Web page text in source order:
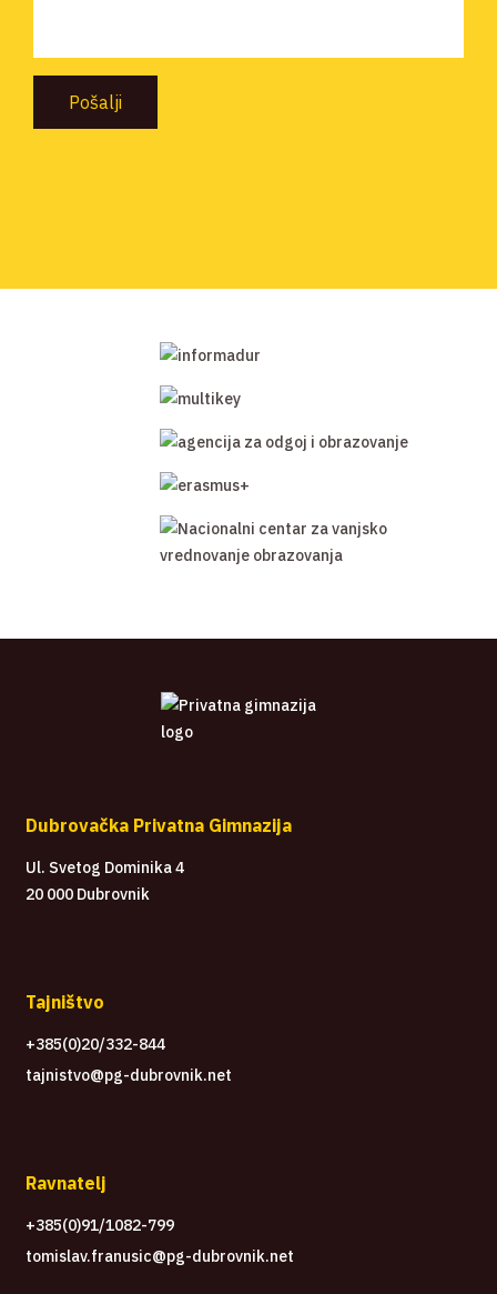
Pošalji
Dubrovačka Privatna Gimnazija
Ul. Svetog Dominika 4
20 000 Dubrovnik
Tajništvo
+385(0)20/332-844
tajnistvo@pg-dubrovnik.net
Ravnatelj
+385(0)91/1082-799
tomislav.franusic@pg-dubrovnik.net